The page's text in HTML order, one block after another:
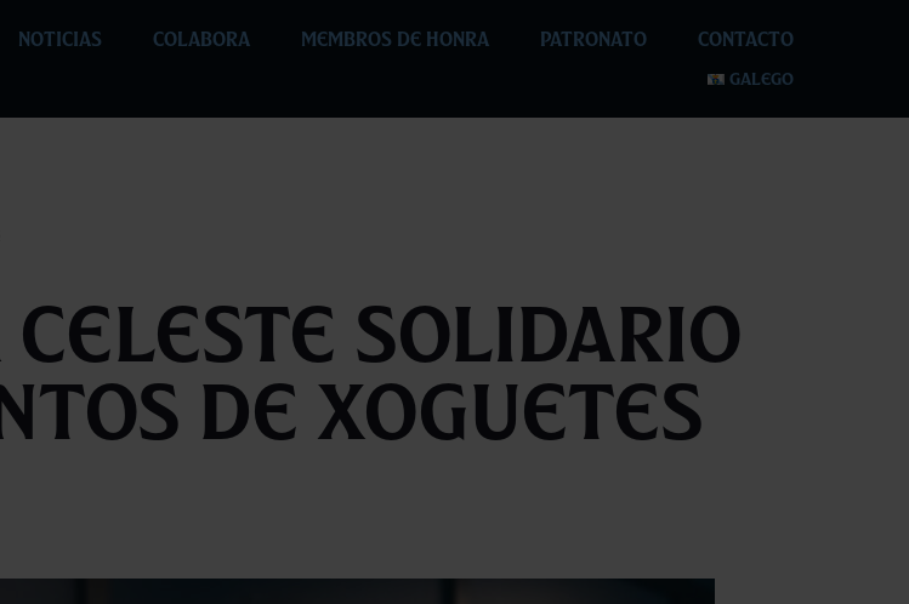
NOTICIAS COLABORA MEMBROS DE HONRA PATRONATO CONTACTO
GALEGO
Celeste Solidario
de xoguetes